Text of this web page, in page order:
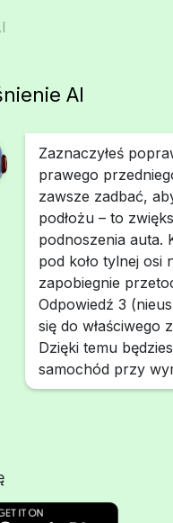
AI
Zaznaczyłeś
prawego
zawsze zadbać,
podłożu – to
podnoszenia auta.
pod koło tylnej osi
zapobiegnie
Odpowiedź 3
się do właściwego
Dzięki temu
samochód przy